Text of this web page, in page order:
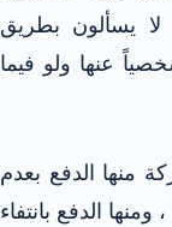
لا يسألون بطريق
عنها ولو فيما
منها الدفع بعدم
الدفع بانتفاء